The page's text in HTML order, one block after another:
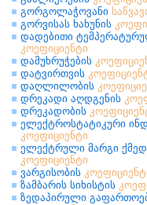
გორგოლაჭოვანი
გორვისას ხახუნის
დადებითი
კოეფიციენტი
დამუხრუჭების
დატვირთვის
დაღლილობის
დრეკადი აღდგენის
დრეკადობის
ელექტროსტატიკური
კოეფიციენტი
ელექტრული მარგი
კოეფიციენტი
ვარგისობის
ზამბარის სიხისტის
ზედაპირული